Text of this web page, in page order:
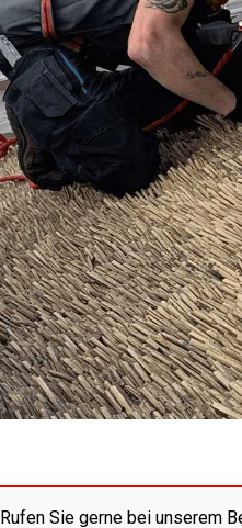
Rufen Sie gerne bei unserem